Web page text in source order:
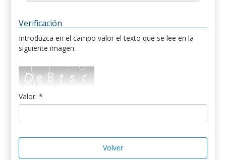
Verificación
Introduzca en el campo valor el texto que se lee en la
siguiente imagen.
Valor: *
Volver